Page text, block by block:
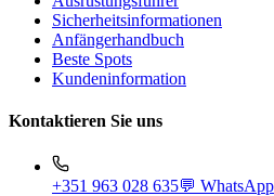
Sicherheitsinformationen
Anfängerhandbuch
Beste Spots
Kundeninformation
Kontaktieren Sie uns
+351 963 028 635💬 WhatsApp